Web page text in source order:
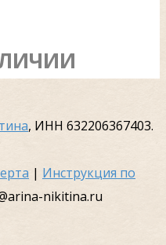
, ИНН 632206367403.
| Инструкция по
nikitina.ru